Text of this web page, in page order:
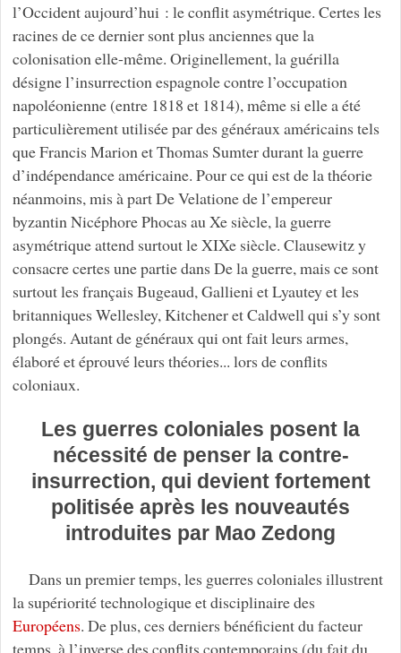
l’Occident aujourd’hui : le conflit asymétrique. Certes les
racines de ce dernier sont plus anciennes que la
colonisation elle-même. Originellement, la guérilla
désigne l’insurrection espagnole contre l’occupation
napoléonienne (entre 1818 et 1814), même si elle a été
particulièrement utilisée par des généraux américains tels
que Francis Marion et Thomas Sumter durant la guerre
d’indépendance américaine. Pour ce qui est de la théorie
néanmoins, mis à part De Velatione de l’empereur
byzantin Nicéphore Phocas au Xe siècle, la guerre
asymétrique attend surtout le XIXe siècle. Clausewitz y
consacre certes une partie dans De la guerre, mais ce sont
surtout les français Bugeaud, Gallieni et Lyautey et les
britanniques Wellesley, Kitchener et Caldwell qui s’y sont
plongés. Autant de généraux qui ont fait leurs armes,
élaboré et éprouvé leurs théories... lors de conflits
coloniaux.
Les guerres coloniales posent la
nécessité de penser la contre-
insurrection, qui devient fortement
politisée après les nouveautés
introduites par Mao Zedong
Dans un premier temps, les guerres coloniales illustrent
la supériorité technologique et disciplinaire des
Européens. De plus, ces derniers bénéficient du facteur
temps, à l’inverse des conflits contemporains (du fait du